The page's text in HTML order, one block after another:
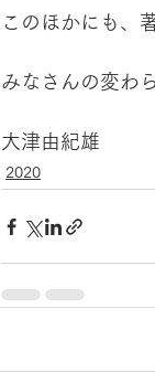
このほかにも、
みなさんの変わ
大津由紀雄
2020